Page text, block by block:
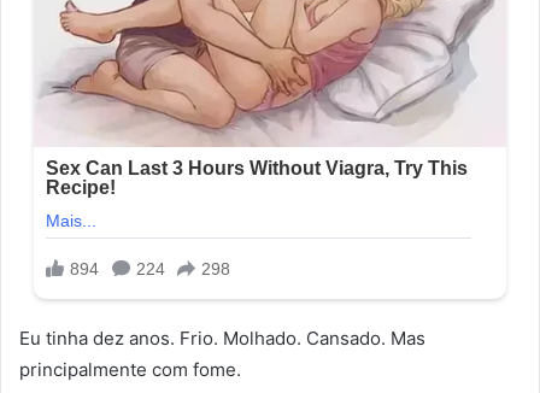
Eu tinha dez anos. Frio. Molhado. Cansado. Mas
principalmente com fome.